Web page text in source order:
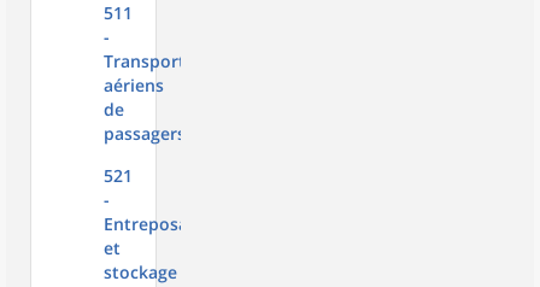
511
-
Transports
aériens
de
passagers
521
-
Entreposage
et
stockage